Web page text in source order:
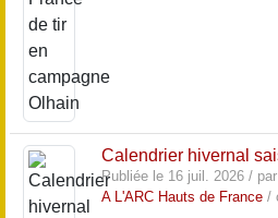
Calendrier hivernal
Publiée le 16 juil. 2026 / par
A L'ARC Hauts de France/